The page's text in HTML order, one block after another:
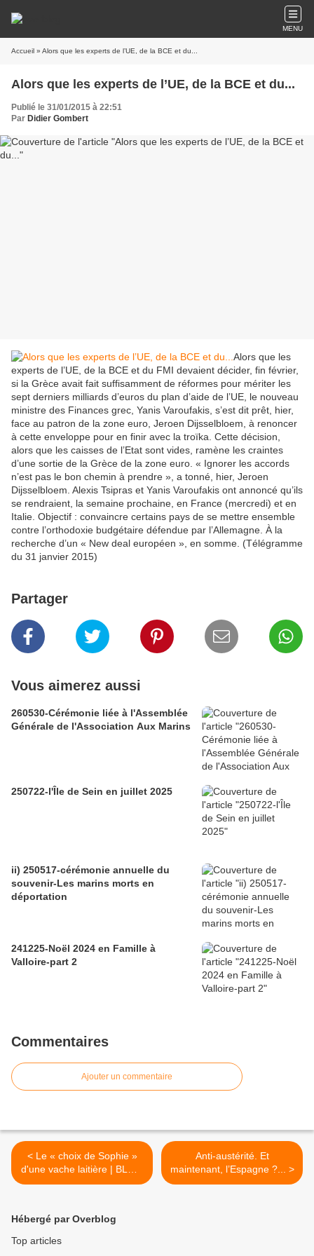
MENU
Accueil » Alors que les experts de l’UE, de la BCE et du...
Alors que les experts de l’UE, de la BCE et du...
Publié le 31/01/2015 à 22:51
Par Didier Gombert
Alors que les
experts de l’UE, de la BCE et du FMI devaient décider, fin février,
si la Grèce avait fait suffisamment de réformes pour mériter les
sept derniers milliards d’euros du plan d’aide de l’UE, le nouveau
ministre des Finances grec, Yanis Varoufakis, s’est dit prêt, hier,
face au patron de la zone euro, Jeroen Dijsselbloem, à renoncer
à cette enveloppe pour en finir avec la troïka. Cette décision,
alors que les caisses de l’Etat sont vides, ramène les craintes
d’une sortie de la Grèce de la zone euro. « Ignorer les accords
n’est pas le bon chemin à prendre », a tonné, hier, Jeroen
Dijsselbloem. Alexis Tsipras et Yanis Varoufakis ont annoncé qu’ils
se rendraient, la semaine prochaine, en France (mercredi) et en
Italie. Objectif : convaincre certains pays de se mettre ensemble
contre l’orthodoxie budgétaire défendue par l’Allemagne. À la
recherche d’un « New deal européen », en somme. (Télégramme
du 31 janvier 2015)
Partager
Vous aimerez aussi
260530-Cérémonie liée à l'Assemblée
Générale de l'Association Aux Marins
250722-l'Île de Sein en juillet 2025
ii) 250517-cérémonie annuelle du
souvenir-Les marins morts en
déportation
241225-Noël 2024 en Famille à
Valloire-part 2
Commentaires
Ajouter un commentaire
< Le « choix de Sophie »
d'une vache laitière | BLOG
L214
Anti-austérité. Et
maintenant, l’Espagne ?... >
Hébergé par Overblog
Top articles